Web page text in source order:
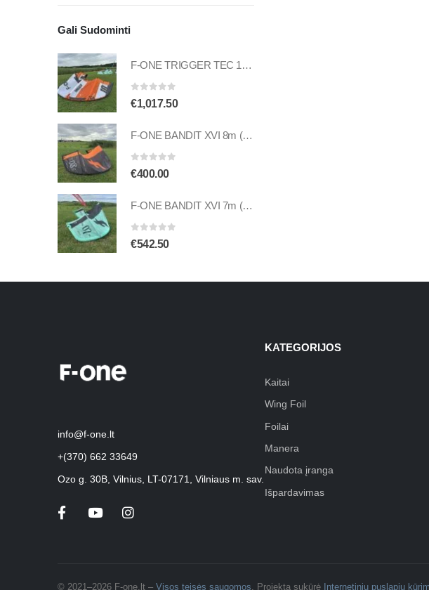
Gali Sudominti
F-ONE TRIGGER TEC 10m (naudotas)
0 out of 5
€1,017.50
F-ONE BANDIT XVI 8m (naudotas)
0 out of 5
€400.00
F-ONE BANDIT XVI 7m (naudotas)
0out of 5
€542.50
info@f-one.lt
+(370) 662 33649
Ozo g. 30B, Vilnius, LT-07171, Vilniaus m. sav.
KATEGORIJOS
Kaitai
Wing Foil
Foilai
Manera
Naudota įranga
Išpardavimas
© 2021–2026 F-one.lt – Visos teisės saugomos. Projektą sukūrė Internetinių puslapių